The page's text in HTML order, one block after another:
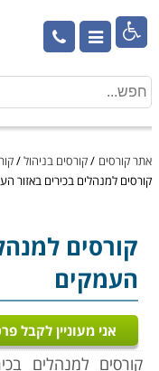

אתר קורסים /קורסים בניהול/
קורסים למנהלים בכירים באזור
קורסים
העמקים
אני מעוניין לקבל
קורסים למנהלים